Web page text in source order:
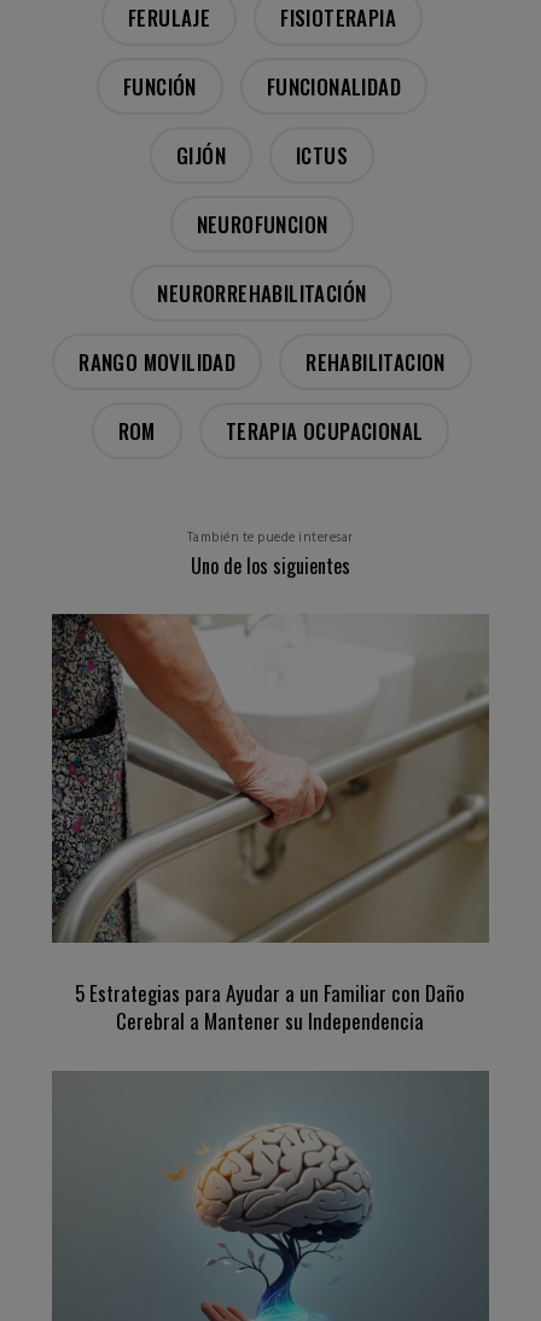
FERULAJE FISIOTERAPIA
FUNCIÓN FUNCIONALIDAD
GIJÓN ICTUS
NEUROFUNCION
NEURORREHABILITACIÓN
RANGO MOVILIDAD REHABILITACION
ROM TERAPIA OCUPACIONAL
También te puede interesar
Uno de los siguientes
5 Estrategias para Ayudar a un Familiar con Daño
Cerebral a Mantener su Independencia